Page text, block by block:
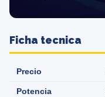
Ficha tecnica
Precio
Potencia